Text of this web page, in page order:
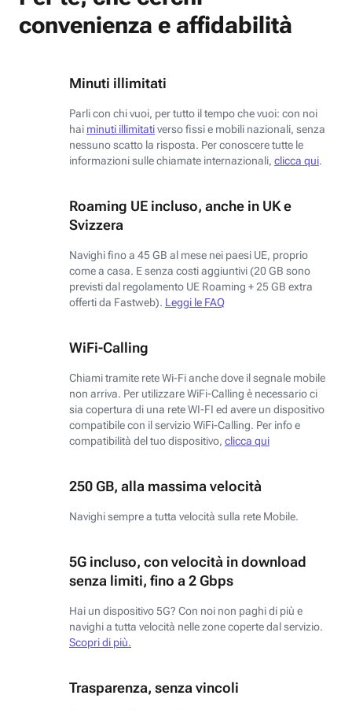
convenienza e affidabilità
Minuti illimitati
Parli con chi vuoi, per tutto il tempo che vuoi: con noi
hai minuti illimitativerso fissi e mobili nazionali, senza
nessuno scatto la risposta. Per conoscere tutte le
informazioni sulle chiamate internazionali, clicca qui.
Roaming UE incluso, anche in UK e
Svizzera
Navighi fino a 45 GB al mese nei paesi UE, proprio
come a casa. E senza costi aggiuntivi (20 GB sono
previsti dal regolamento UE Roaming + 25 GB extra
offerti da Fastweb). Leggi le FAQ
WiFi-Calling
Chiami tramite rete Wi-Fi anche dove il segnale mobile
non arriva. Per utilizzare WiFi-Calling è necessario ci
sia copertura di una rete WI-FI ed avere un dispositivo
compatibile con il servizio WiFi-Calling. Per info e
compatibilità del tuo dispositivo, clicca qui
250 GB, alla massima velocità
Navighi sempre a tutta velocità sulla rete Mobile.
5G incluso, con velocità in download
senza limiti, fino a 2 Gbps
Hai un dispositivo 5G? Con noi non paghi di più e
navighi a tutta velocità nelle zone coperte dal servizio.
Scopri di più.
Trasparenza, senza vincoli